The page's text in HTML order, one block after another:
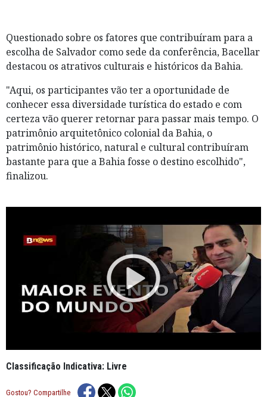
Questionado sobre os fatores que contribuíram para a
escolha de Salvador como sede da conferência, Bacellar
destacou os atrativos culturais e históricos da Bahia.
"Aqui, os participantes vão ter a oportunidade de
conhecer essa diversidade turística do estado e com
certeza vão querer retornar para passar mais tempo. O
patrimônio arquitetônico colonial da Bahia, o
patrimônio histórico, natural e cultural contribuíram
bastante para que a Bahia fosse o destino escolhido",
finalizou.
Classificação Indicativa: Livre
Gostou? Compartilhe